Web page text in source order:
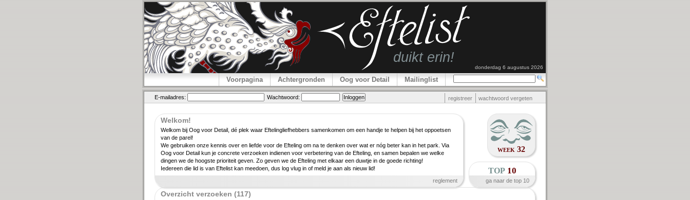
donderdag 6 augustus 2026
Voorpagina Achtergronden Oog voor Detail Mailinglist
E-mailadres: Wachtwoord: registreer wachtwoord vergeten
Welkom!
Welkom bij Oog voor Detail, dé plek waar Efteling­lief­hebbers samenkomen om een handje te helpen bij het oppoetsen
van de parel!
We gebruiken onze kennis over en liefde voor de Efteling om na te denken over wat er nóg beter kan in het park. Via
Oog voor Detail kun je concrete verzoeken indienen voor verbe­tering van de Efteling, en samen bepalen we welke
dingen we de hoogste priori­teit geven. Zo geven we de Efteling met elkaar een duwtje in de goede richting!
Iedereen die lid is van Eftelist kan meedoen, dus log vlug in of meld je aan als nieuw lid!
reglement
week 32
top 10
ga naar de top 10
Overzicht verzoeken (117)